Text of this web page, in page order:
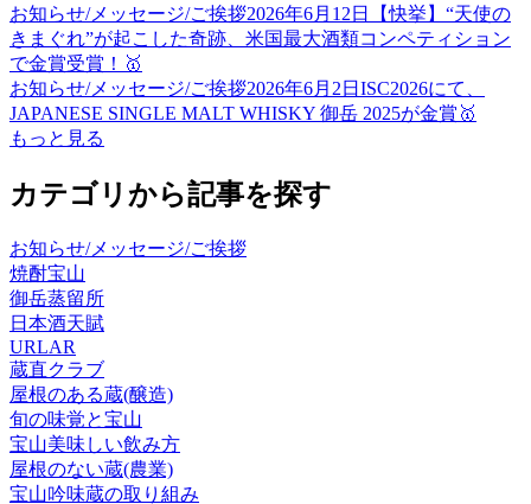
お知らせ/メッセージ/ご挨拶2026年6月12日
【快挙】“天使の
きまぐれ”が起こした奇跡、米国最大酒類コンペティション
で金賞受賞！🥇
お知らせ/メッセージ/ご挨拶2026年6月2日 ISC2026にて、
JAPANESE SINGLE MALT WHISKY 御岳 2025が金賞🥇
もっと見る
カテゴリから記事を探す
お知らせ/メッセージ/ご挨拶
焼酎宝山
御岳蒸留所
日本酒天賦
URLAR
蔵直クラブ
屋根のある蔵(醸造)
旬の味覚と宝山
宝山美味しい飲み方
屋根のない蔵(農業)
宝山吟味蔵の取り組み